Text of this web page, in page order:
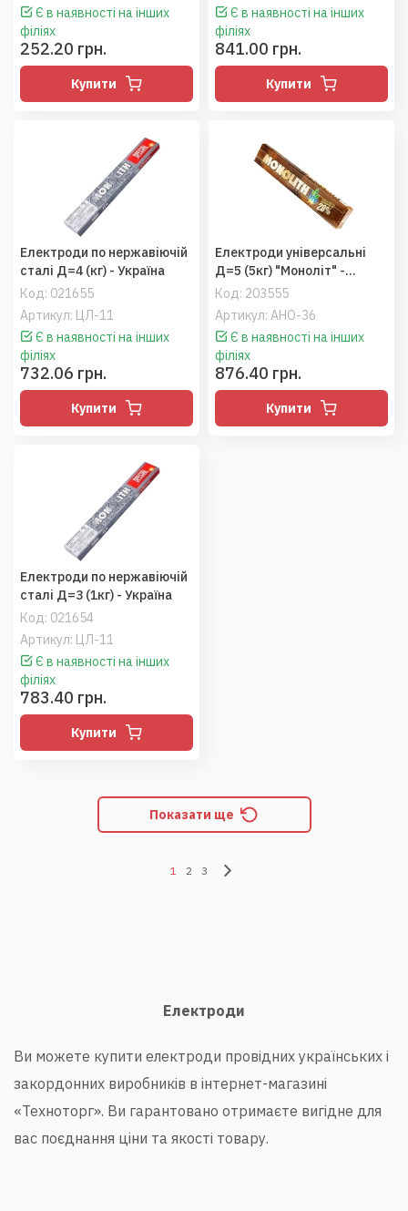
Є в наявності на інших
філіях
252.20 грн.
Купити
Є в наявності на інших
філіях
841.00 грн.
Купити
Код: 021655
Артикул: ЦЛ-11
Електроди по нержавіючій
сталі Д=4 (кг) - Україна
Є в наявності на інших
філіях
732.06 грн.
Купити
Код: 203555
Артикул: АНО-36
Електроди універсальні
Д=5 (5кг) "Моноліт" -
Україна
Є в наявності на інших
філіях
876.40 грн.
Купити
Код: 021654
Артикул: ЦЛ-11
Електроди по нержавіючій
сталі Д=3 (1кг) - Україна
Є в наявності на інших
філіях
783.40 грн.
Купити
Показати ще
1 2 3
Електроди
Ви можете купити електроди провідних українських і
закордонних виробників в інтернет-магазині
«Техноторг». Ви гарантовано отримаєте вигідне для
вас поєднання ціни та якості товару.